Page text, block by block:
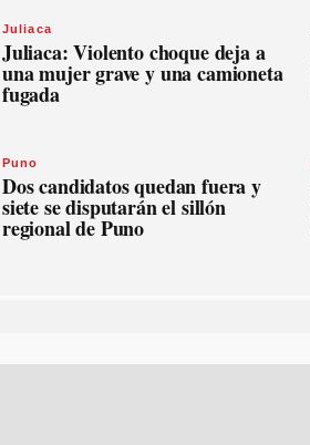
Juliaca
Juliaca: Violento choque deja a
una mujer grave y una camioneta
fugada
Puno
Dos candidatos quedan fuera y
siete se disputarán el sillón
regional de Puno